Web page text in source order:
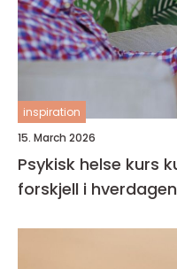
inspiration
15. March 2026
Psykisk helse kurs kunnskap som gjør en
forskjell i hverdagen